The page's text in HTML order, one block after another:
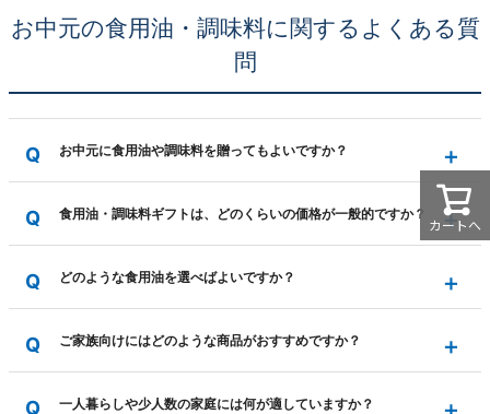
お中元の食用油・調味料に関するよくある質
問
お中元に食用油や調味料を贈ってもよいですか？
食用油・調味料ギフトは、どのくらいの価格が一般的ですか？
どのような食用油を選べばよいですか？
ご家族向けにはどのような商品がおすすめですか？
一人暮らしや少人数の家庭には何が適していますか？
カートへ